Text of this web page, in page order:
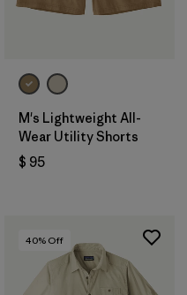
M's Lightweight All-
Wear Utility Shorts
$ 95
40% Off